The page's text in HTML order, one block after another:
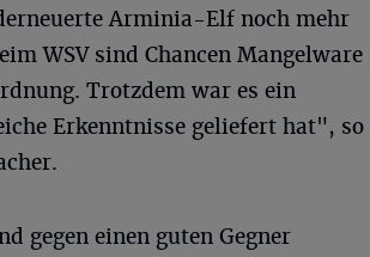
Arminia-Elf noch mehr
WSV sind Chancen Mangelware
Trotzdem war es ein
Erkenntnisse geliefert hat", so
gegen einen guten Gegner